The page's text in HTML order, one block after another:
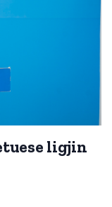
ligjin